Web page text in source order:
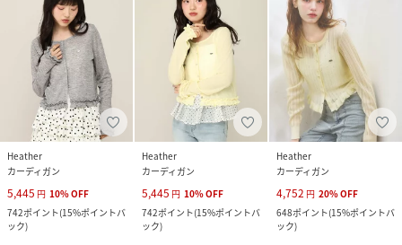
Heather
カーディガン
5,445 円 10%OFF
742ポイント(15%ポイントバ
ック)
Heather
カーディガン
5,445 円 10%OFF
742ポイント(15%ポイントバ
ック)
Heather
カーディガン
4,752 円 20%OFF
648ポイント(15%ポイントバ
ック)